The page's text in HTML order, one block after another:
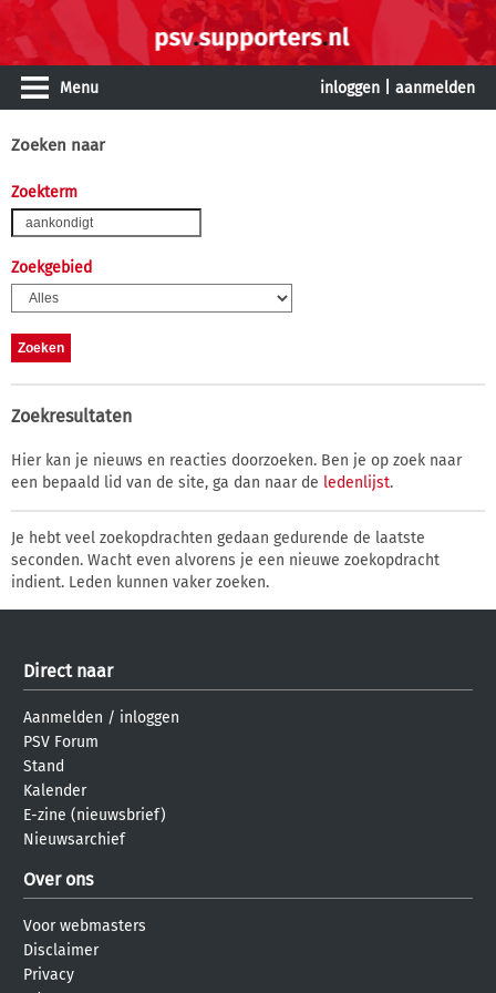
Menu inloggen aanmelden
Zoeken naar
Zoekterm
Zoekgebied
Zoekresultaten
Hier kan je nieuws en reacties doorzoeken. Ben je op zoek naar
een bepaald lid van de site, ga dan naar de ledenlijst.
Je hebt veel zoekopdrachten gedaan gedurende de laatste
seconden. Wacht even alvorens je een nieuwe zoekopdracht
indient. Leden kunnen vaker zoeken.
Direct naar
Aanmelden / inloggen
PSV Forum
Stand
Kalender
E-zine (nieuwsbrief)
Nieuwsarchief
Over ons
Voor webmasters
Disclaimer
Privacy